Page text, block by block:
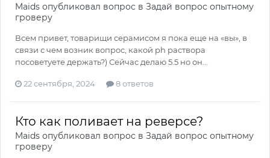
Maids опубликовал вопрос в Задай вопрос опытному
гроверу
Всем привет, товарищи серамисом я пока еще на «вы», в
связи с чем возник вопрос, какой ph раствора
посоветуете держать?) Сейчас делаю 5.5 но он...
22 сентября, 2024 8 ответов
Кто как поливает на реверсе?
Maids опубликовал вопрос в Задай вопрос опытному
гроверу